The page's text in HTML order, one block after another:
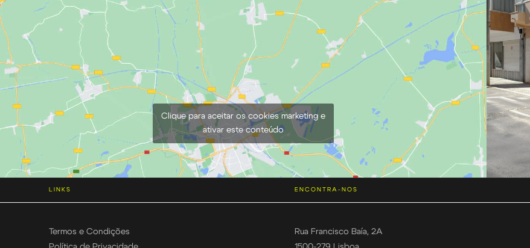
Clique para aceitar os cookies marketing e
ativar este conteúdo
LINKS ENCONTRA-NOS
Termos e Condições
Rua Francisco Baía, 2A